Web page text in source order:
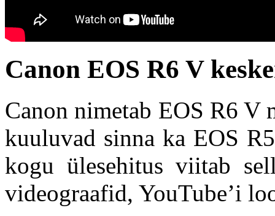
Canon EOS R6 V
Canon nimetab EOS R6 V
kuuluvad sinna ka EOS
kogu ülesehitus viitab
videograafid, YouTube’i